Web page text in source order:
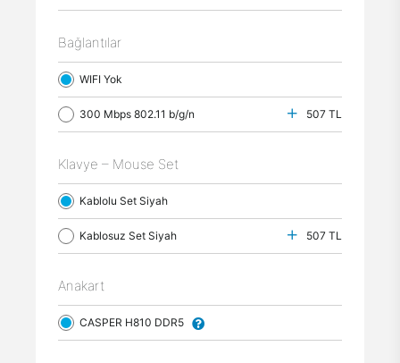
Bağlantılar
WIFI Yok
300 Mbps 802.11 b/g/n 507 TL
Klavye – Mouse Set
Kablolu Set Siyah
Kablosuz Set Siyah 507 TL
Anakart
CASPER H810 DDR5